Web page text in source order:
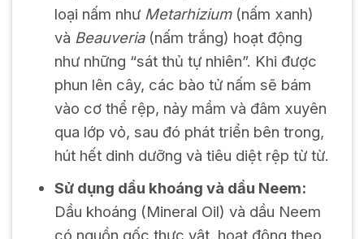
loại nấm như Metarhizium(nấm xanh)
và Beauveria(nấm trắng) hoạt động
như những “sát thủ tự nhiên”. Khi được
phun lên cây, các bào tử nấm sẽ bám
vào cơ thể rệp, nảy mầm và đâm xuyên
qua lớp vỏ, sau đó phát triển bên trong,
hút hết dinh dưỡng và tiêu diệt rệp từ từ.
Sử dụng dầu khoáng và dầu Neem:
Dầu khoáng (Mineral Oil) và dầu Neem
có nguồn gốc thực vật, hoạt động theo